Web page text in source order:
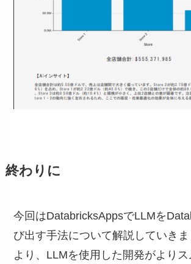
終わりに
今回はDatabricksAppsでLLMを
び出す手法について解説していき
より、LLMを使用した開発がよりス